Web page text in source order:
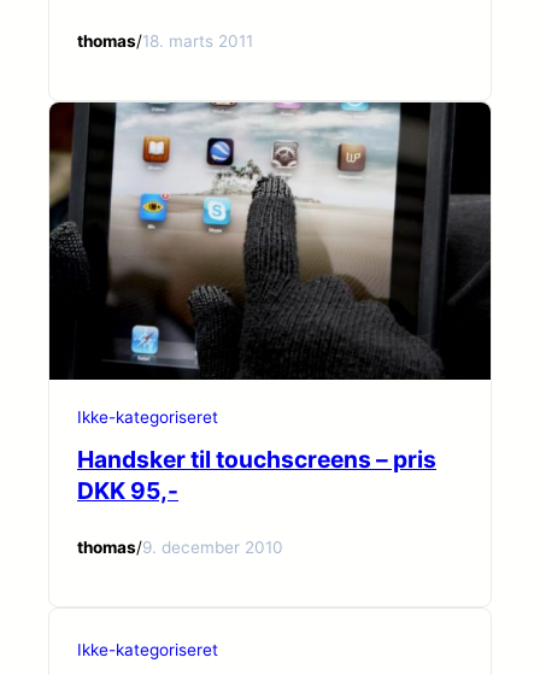
thomas/18. marts 2011
Ikke-kategoriseret
Handsker til touchscreens – pris
DKK 95,-
thomas/9. december 2010
Ikke-kategoriseret